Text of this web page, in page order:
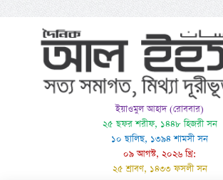
ইয়াওমুল আহাদ (রোববার)
২৫ ছফর শরীফ, ১৪৪৮ হিজরী সন
১০ ছালিছ, ১৩৯৪ শামসী সন
০৯ আগস্ট, ২০২৬ খ্রি:
২৫ শ্রাবণ, ১৪৩৩ ফসলী সন